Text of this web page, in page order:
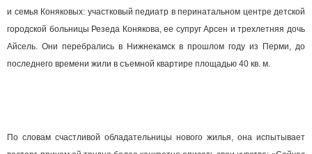
и семья Коняковых: участковый педиатр в перинатальном центре детской
городской больницы Резеда Конякова, ее супруг Арсен и трехлетняя дочь
Айсель. Они перебрались в Нижнекамск в прошлом году из Перми, до
последнего времени жили в съемной квартире площадью 40 кв. м.
По словам счастливой обладательницы нового жилья, она испытывает